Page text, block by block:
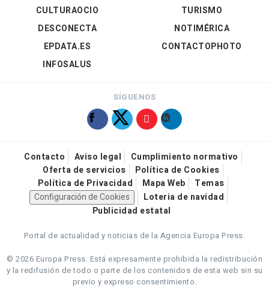
CULTURAOCIO
DESCONECTA
EPDATA.ES
INFOSALUS
TURISMO
NOTIMÉRICA
CONTACTOPHOTO
SÍGUENOS
Contacto Aviso legal
Cumplimiento normativo
Oferta de servicios
Política de Cookies
Política de Privacidad
Mapa Web
Temas
Configuración de Cookies
Loteria de navidad
Publicidad estatal
Portal de actualidad y noticias de la Agencia Europa Press.
© 2026 Europa Press. Está expresamente prohibida la redistribución
y la redifusión de todo o parte de los contenidos de esta web sin su
previo y expreso consentimiento.